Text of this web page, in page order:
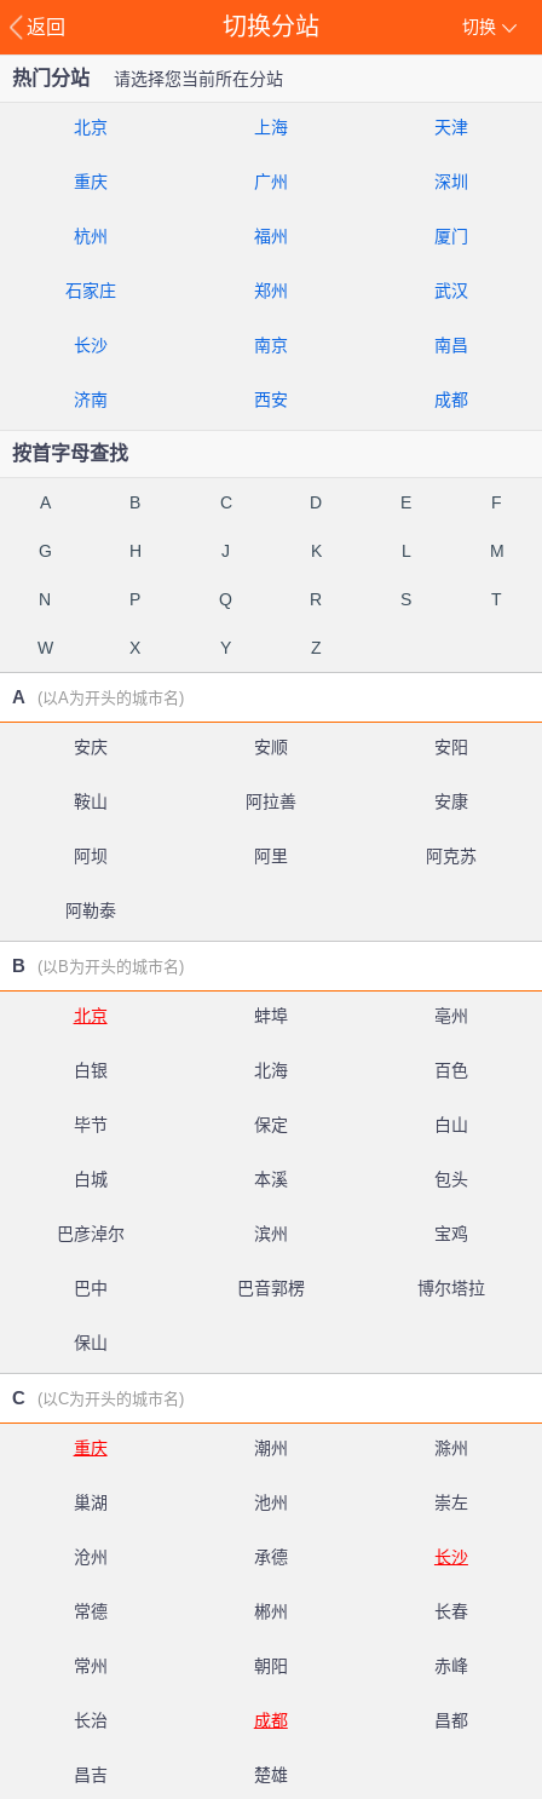
返回 切换
切换分站
热门分站 请选择您当前所在分站
北京 上海 天津
重庆 广州 深圳
杭州 福州 厦门
石家庄 郑州 武汉
长沙 南京 南昌
济南 西安 成都
按首字母查找
A B C D E F
G H J K L M
N P Q R S T
W X Y Z
A (以A为开头的城市名)
安庆 安顺 安阳
鞍山 阿拉善 安康
阿坝 阿里 阿克苏
阿勒泰
B (以B为开头的城市名)
北京 蚌埠 亳州
白银 北海 百色
毕节 保定 白山
白城 本溪 包头
巴彦淖尔 滨州 宝鸡
巴中 巴音郭楞 博尔塔拉
保山
C (以C为开头的城市名)
重庆 潮州 滁州
巢湖 池州 崇左
沧州 承德 长沙
常德 郴州 长春
常州 朝阳 赤峰
长治 成都 昌都
昌吉 楚雄